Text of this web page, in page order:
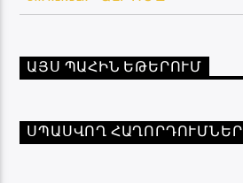
ԱՅՍ ՊԱՀԻՆ ԵԹԵՐՈՒՄ
ՍՊԱՍՎՈՂ ՀԱՂՈՐԴՈՒՄՆԵՐ